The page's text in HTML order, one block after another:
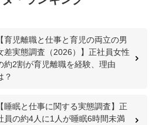
【育児離職と仕事と育児の両立の男
差実態調査（2026）】正社員女性
約2割が育児離職を経験、理由
？
【睡眠と仕事に関する実態調査】正
員の約4人に1人が睡眠6時間未満